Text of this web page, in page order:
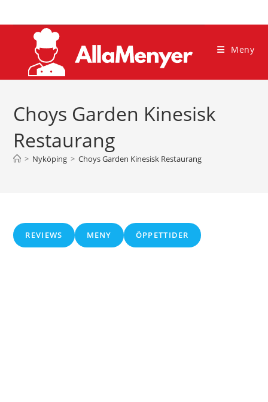
till
innehållet
Meny
Choys Garden Kinesisk
Restaurang
> Nyköping > Choys Garden Kinesisk Restaurang
REVIEWS MENY ÖPPETTIDER